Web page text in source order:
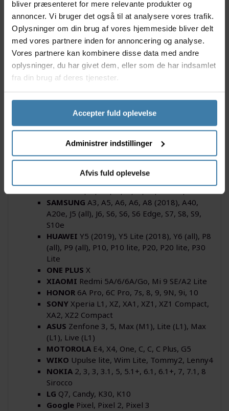
bliver præsenteret for mere relevante produkter og
annoncer. Vi bruger det også til at analysere vores trafik.
Oplysninger om din brug af vores hjemmeside bliver delt
med vores partnere inden for annoncering og analyse.
Vores partnere kan kombinere disse data med andre
oplysninger, du har givet dem, eller som de har indsamlet
fra din brug af deres tjenester.
Accepter fuld oplevelse
Administrer indstillinger
Afvis fuld oplevelse
på få sekunder.
Med touchscreen og central åbning til USB-
port/hovedtelefoner. Vejrbestandig.
Specifikationer
Model: Shapeheart Smartphone Mount for Bike
Løs lomme til mobil
Farve: Sort
Størrelser: M, XL og XL+
Med magnet
Face-id og Touchscreen virker med coveret på
Åbning til USB-port/hovedtelefoner
Vejrbestandig
Dimensioner: 8,8x15 cm
Passer til følgende telefoner:
IPhoneSE, 6 , 6S , 7 , 8 , X , XS, 11 Pro, 12 Pro
SAMSUNG A3, A5, A6, A6, A8 (2018), A40,
A20e, J5 (all), J6, S6, S6, S6 Edge, S7, S8, S9,
S10e
HUAWEI Y5 (2019), Y5 Lite (2018), Y6 (all), P8
(all), P9 (all), P10, P10 lite, P20, P20 lite, P30
Lite
ONE PLUS X
XIAOMI Redmi 5A/6/6A/Go, Mi 9 SE/A2 Lite
HONOR 6A Pro, 6C Pro, 7s, 8, 9, 9N, 9i, 10
SONY Xperia L1, XZ, XA1, XZ1, XZ1 Compact,
XA2, XZ2 Compact
ASUS Zenfone 3, 5, Max (M1), Lite (L1), Max
(L1), Live (L1)
MOTOROLA E4, X4, One, C, C, C Plus, G5
WIKO Upulse lite, Wim Lite, Tommy2, Lenny4
NOKIA 2, 3, 3, 3.1, 5, 5.1+, 6.1, 6.1+, 7, 7.1, 8
Sirocco
LG Q7, Candy, K30, K10
Google Pixel, Pixel 2, Pixel 3